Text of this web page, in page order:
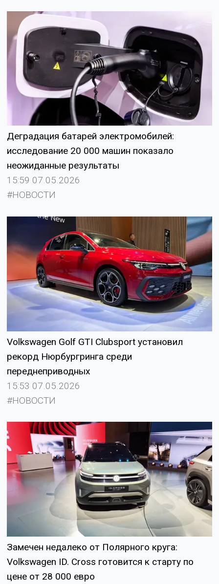
Деградация батарей электромобилей:
исследование 20 000 машин показало
неожиданные результаты
15:59 07.05.2026
#НОВОСТИ
Volkswagen Golf GTI Clubsport установил
рекорд Нюрбургринга среди
переднеприводных
15:53 07.05.2026
#НОВОСТИ
Замечен недалеко от Полярного круга:
Volkswagen ID. Cross готовится к старту по
цене от 28 000 евро